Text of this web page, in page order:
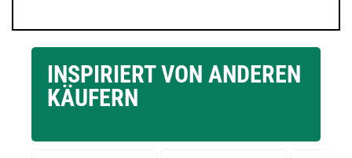
INSPIRIERT VON ANDEREN
KÄUFERN